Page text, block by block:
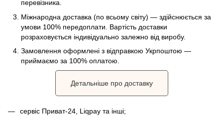
перевізника.
Міжнародна доставка (по всьому світу) — здійснюється за
умови 100% передоплати. Вартість доставки
розраховується індивідуально залежно від виробу.
Замовлення оформлені з відправкою Укрпоштою —
приймаємо за 100% оплатою.
Детальніше про доставку
сервіс Приват-24, Liqpay та інші;